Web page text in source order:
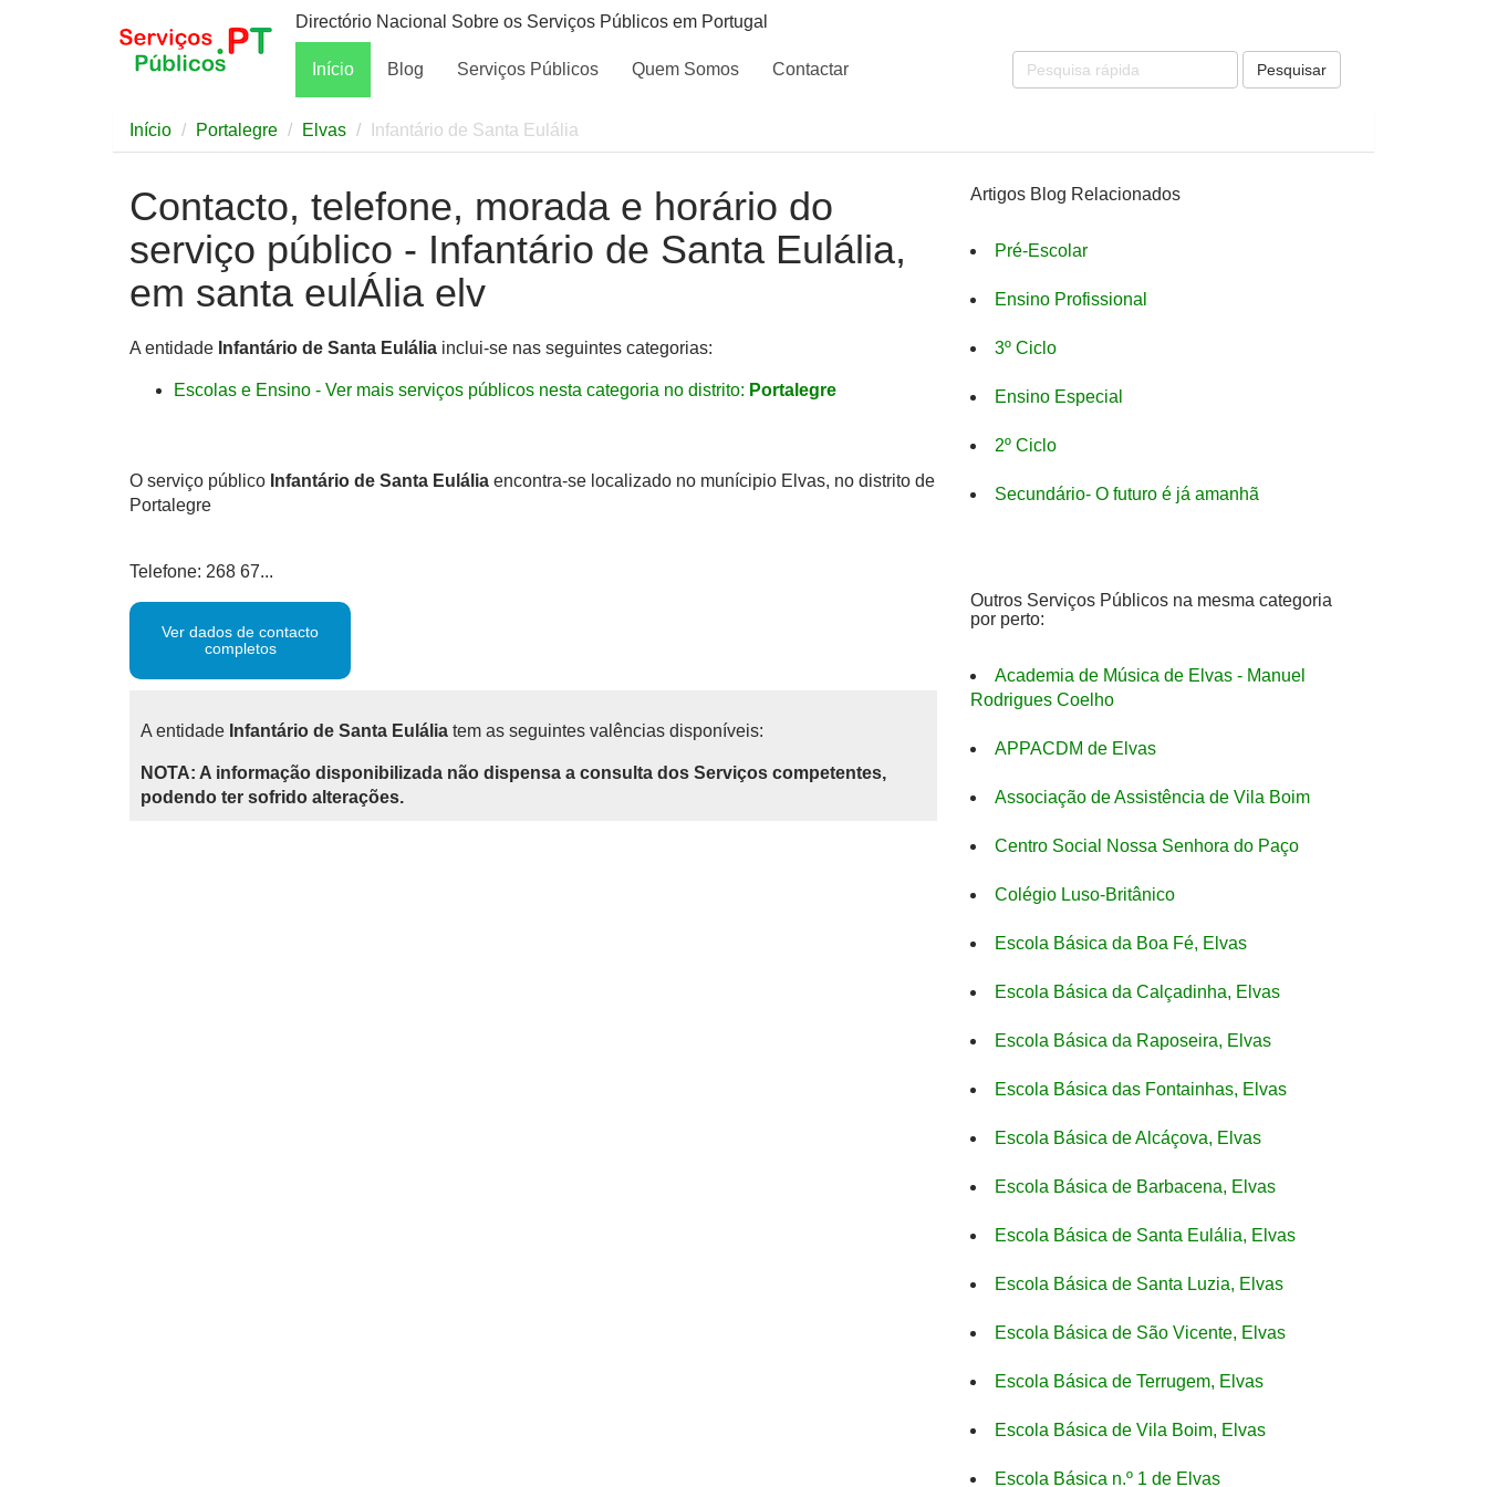
Directório Nacional Sobre os Serviços Públicos em Portugal
Início Blog Serviços Públicos Quem Somos Contactar Pesquisar
Início Portalegre Elvas Infantário de Santa Eulália
Contacto, telefone, morada e horário do
serviço público - Infantário de Santa Eulália,
em santa eulÁlia elv
A entidade Infantário de Santa Eulália inclui-se nas seguintes categorias:
Escolas e Ensino - Ver mais serviços públicos nesta categoria no distrito: Portalegre
O serviço público Infantário de Santa Eulália encontra-se localizado no munícipio Elvas, no distrito de
Portalegre
Telefone: 268 67...
Ver dados de contacto
completos
A entidade Infantário de Santa Eulália tem as seguintes valências disponíveis:
NOTA: A informação disponibilizada não dispensa a consulta dos Serviços competentes,
podendo ter sofrido alterações.
Artigos Blog Relacionados
Pré-Escolar
Ensino Profissional
3º Ciclo
Ensino Especial
2º Ciclo
Secundário- O futuro é já amanhã
Outros Serviços Públicos na mesma categoria
por perto:
Academia de Música de Elvas - Manuel
Rodrigues Coelho
APPACDM de Elvas
Associação de Assistência de Vila Boim
Centro Social Nossa Senhora do Paço
Colégio Luso-Britânico
Escola Básica da Boa Fé, Elvas
Escola Básica da Calçadinha, Elvas
Escola Básica da Raposeira, Elvas
Escola Básica das Fontainhas, Elvas
Escola Básica de Alcáçova, Elvas
Escola Básica de Barbacena, Elvas
Escola Básica de Santa Eulália, Elvas
Escola Básica de Santa Luzia, Elvas
Escola Básica de São Vicente, Elvas
Escola Básica de Terrugem, Elvas
Escola Básica de Vila Boim, Elvas
Escola Básica n.º 1 de Elvas